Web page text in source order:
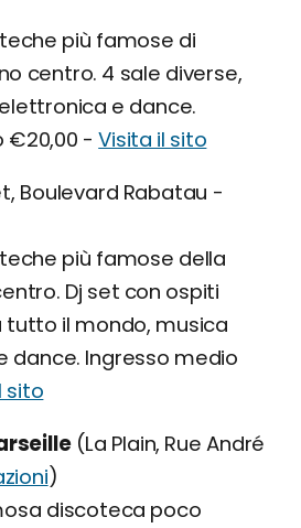
più famose di
centro. 4 sale diverse,
e dance.
€20,00 -Visita il sito
Boulevard Rabatau -
più famose della
Dj set con ospiti
il mondo, musica
dance. Ingresso medio
sito
(La Plain, Rue André
)
discoteca poco